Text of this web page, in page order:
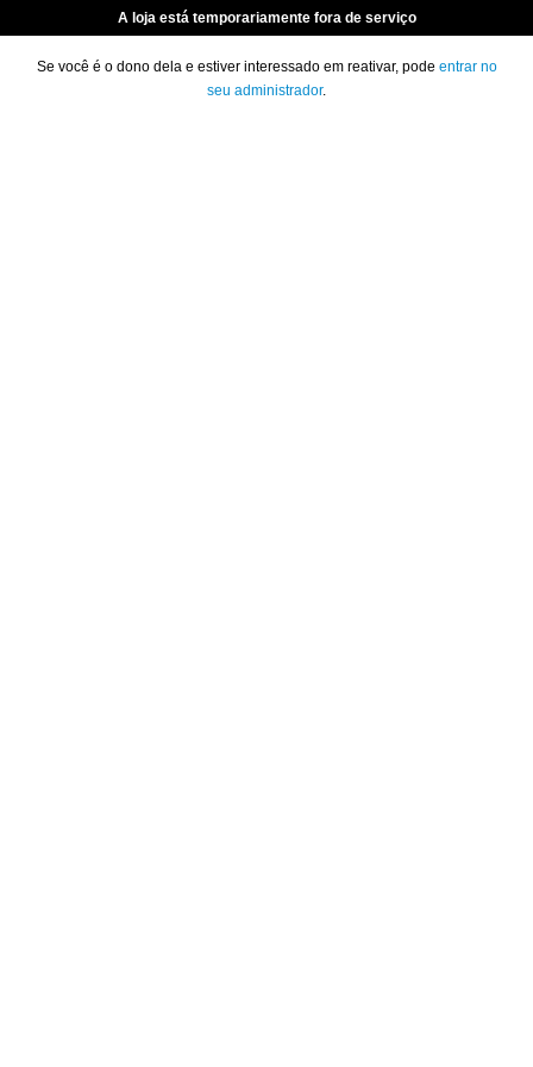
A loja está temporariamente fora de serviço
Se você é o dono dela e estiver interessado em reativar, pode entrar no
seu administrador.